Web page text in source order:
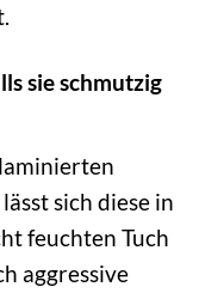
sie schmutzig
sich diese in
feuchten Tuch
aggressive